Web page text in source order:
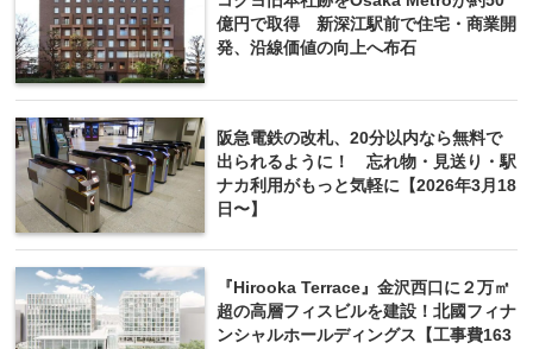
億円で取得 新深江駅前で住宅・商業開
発、沿線価値の向上へ布石
阪急電鉄の改札、20分以内なら無料で
出られるように！ 忘れ物・見送り・駅
ナカ利用がもっと気軽に【2026年3月18
日〜】
『Hirooka Terrace』金沢西口に２万㎡
超の高層フィスビルを建設！北國フィナ
ンシャルホールディングス【工事費163